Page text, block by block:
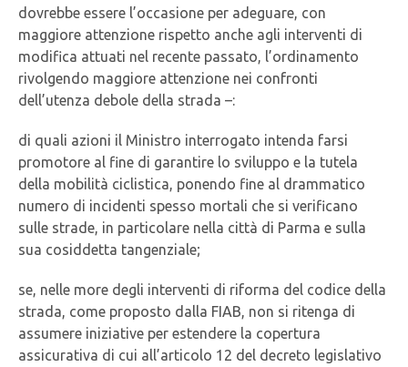
dovrebbe essere l’occasione per adeguare, con
maggiore attenzione rispetto anche agli interventi di
modifica attuati nel recente passato, l’ordinamento
rivolgendo maggiore attenzione nei confronti
dell’utenza debole della strada –:
di quali azioni il Ministro interrogato intenda farsi
promotore al fine di garantire lo sviluppo e la tutela
della mobilità ciclistica, ponendo fine al drammatico
numero di incidenti spesso mortali che si verificano
sulle strade, in particolare nella città di Parma e sulla
sua cosiddetta tangenziale;
se, nelle more degli interventi di riforma del codice della
strada, come proposto dalla FIAB, non si ritenga di
assumere iniziative per estendere la copertura
assicurativa di cui all’articolo 12 del decreto legislativo